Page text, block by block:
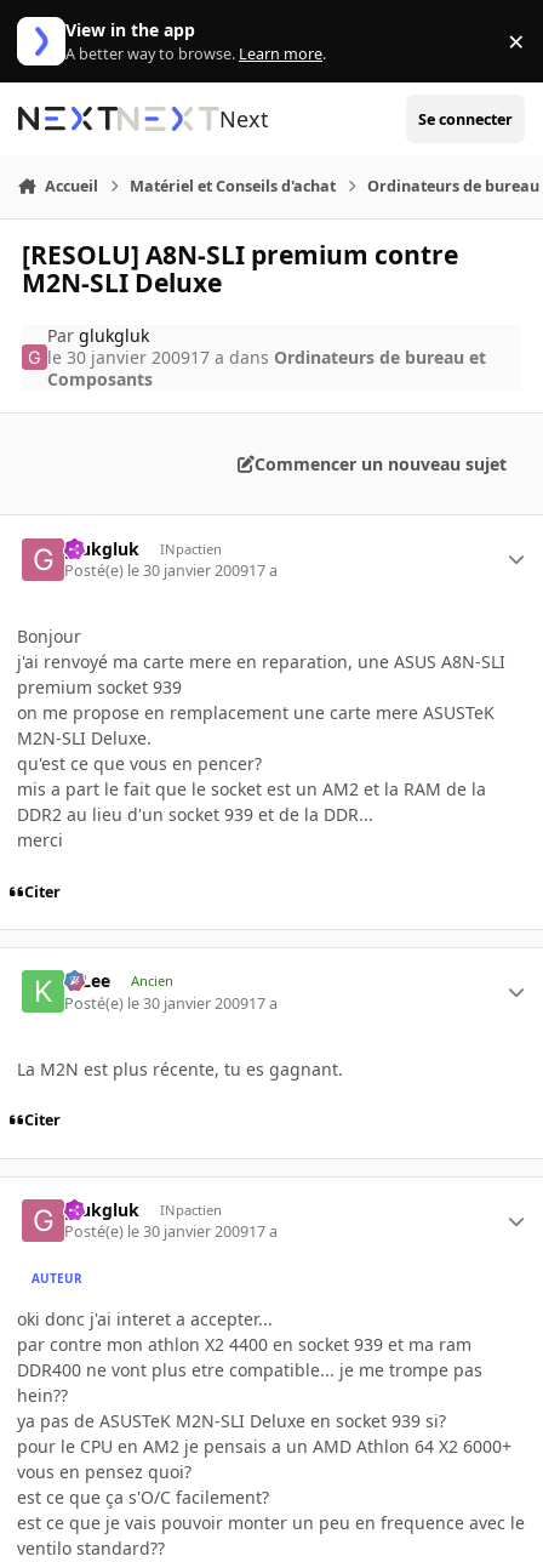
Aller au contenu
View in the app
A better way to browse. Learn more. ×
Next Se connecter
Accueil Matériel et Conseils d'achat Ordinateurs de bureau
[RESOLU] A8N-SLI premium contre
M2N-SLI Deluxe
Parglukgluk
le 30 janvier 200917 a dans Ordinateurs de bureau et
Composants
Commencer un nouveau sujet
glukgluk INpactien
Posté(e) le 30 janvier 200917 a
Bonjour
j'ai renvoyé ma carte mere en reparation, une ASUS A8N-SLI
premium socket 939
on me propose en remplacement une carte mere ASUSTeK
M2N-SLI Deluxe.
qu'est ce que vous en pencer?
mis a part le fait que le socket est un AM2 et la RAM de la
DDR2 au lieu d'un socket 939 et de la DDR...
merci
Citer
K-Lee Ancien
Posté(e) le 30 janvier 200917 a
La M2N est plus récente, tu es gagnant.
Citer
glukgluk INpactien
Posté(e) le 30 janvier 200917 a
AUTEUR
oki donc j'ai interet a accepter...
par contre mon athlon X2 4400 en socket 939 et ma ram
DDR400 ne vont plus etre compatible... je me trompe pas
hein??
ya pas de ASUSTeK M2N-SLI Deluxe en socket 939 si?
pour le CPU en AM2 je pensais a un AMD Athlon 64 X2 6000+
vous en pensez quoi?
est ce que ça s'O/C facilement?
est ce que je vais pouvoir monter un peu en frequence avec le
ventilo standard??